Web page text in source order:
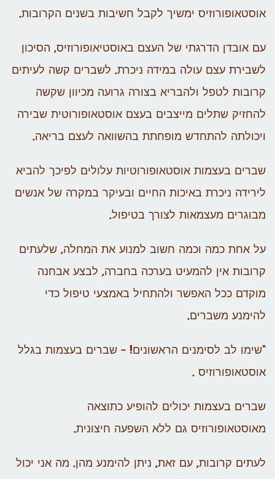
אוסטאופורוזיס ימשיך לקבל חשיבות בשנים הקרובות.
עם אובדן הדרגתי של העצם באוסטיאופורוזיס, הסיכון
לשבירת עצם עולה במידה ניכרת. לשברים קשה לעיתים
קרובות לטפל ולהבריא בצורה גרועה מכיוון שקשה
להחזיק שתלים מייצבים בעצם אוסטאופורוטית שבירה
ויכולתה להתחדש מופחתת בהשוואה לעצם בריאה.
שברים בעצמות אוסטאופורוטיות עלולים לפיכך להביא
לירידה ניכרת באיכות החיים ובעיקר במקרה של אנשים
מבוגרים מעצמאות לצורך בטיפול.
על אחת כמה וכמה חשוב למנוע את המחלה, שלעתים
קרובות אין להמעיט בערכה בחברה, לבצע אבחנה
מוקדם ככל האפשר ולהתחיל באמצעי טיפול כדי
להימנע משברים.
“שימו לב לסימנים הראשונים! – שברים בעצמות בגלל
אוסטאופורוזיס .
שברים בעצמות יכולים להופיע כתוצאה
מאוסטאופורוזיס גם ללא השפעה חיצונית.
לעתים קרובות, עם זאת, ניתן להימנע מהן. מה אני יכול